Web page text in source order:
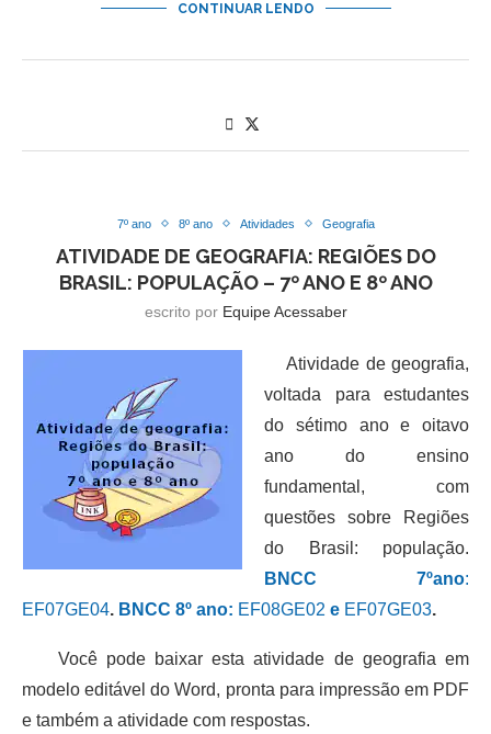
CONTINUAR LENDO
7º ano 8º ano Atividades Geografia
ATIVIDADE DE GEOGRAFIA: REGIÕES DO
BRASIL: POPULAÇÃO – 7º ANO E 8º ANO
escrito por Equipe Acessaber
Atividade de geografia,
voltada para estudantes
do sétimo ano e oitavo
ano do ensino
fundamental, com
questões sobre Regiões
do Brasil: população.
BNCC 7ºano:
EF07GE04. BNCC 8º ano: EF08GE02 e EF07GE03.
Você pode baixar esta atividade de geografia em
modelo editável do Word, pronta para impressão em PDF
e também a atividade com respostas.